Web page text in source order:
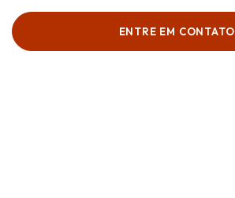
ENTRE EM CONTATO